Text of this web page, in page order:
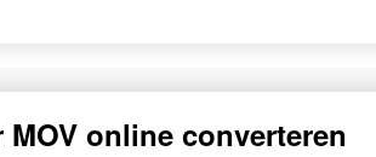
MOV online converteren